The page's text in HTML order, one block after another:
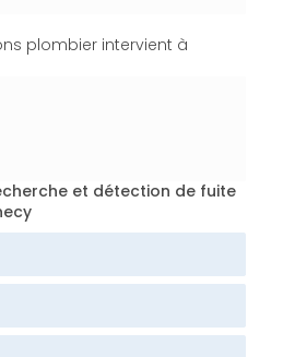
plombier intervient à
et détection de fuite